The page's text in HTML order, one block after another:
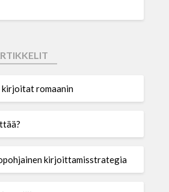
kirjoitat romaanin
kirjoittamisstrategia